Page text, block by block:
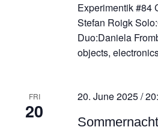
Experimentik #84
Stefan Roigk
Duo:Daniela
objects,
FRI
20
20. June 2025 /